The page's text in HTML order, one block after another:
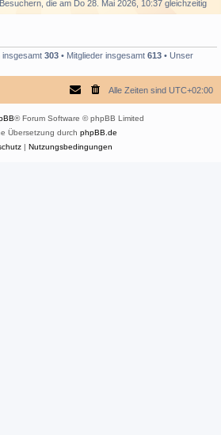
Besuchern, die am Do 28. Mai 2026, 10:37 gleichzeitig
insgesamt 303 • Mitglieder insgesamt 613 • Unser
Alle Zeiten sind UTC+02:00
® Forum Software © phpBB Limited
Übersetzung durch phpBB.de
| Nutzungsbedingungen